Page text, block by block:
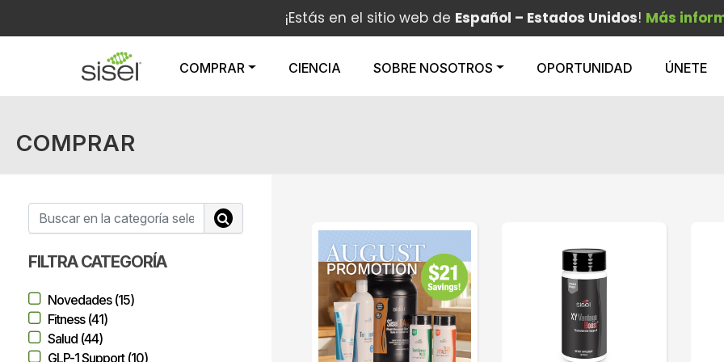
¡Estás en el sitio web de Español – Estados Unidos! Más
COMPRAR CIENCIA SOBRE NOSOTROS OPORTUNIDAD ÚNETE
COMPRAR
FILTRA CATEGORÍA
Novedades (15)
Fitness (41)
Salud (44)
GLP-1 Support (10)